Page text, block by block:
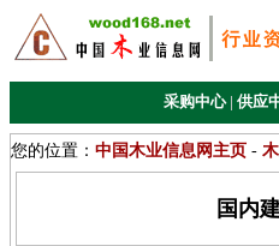
采购中心 | 供应
您的位置： 中国木业信息网主页 -
国内